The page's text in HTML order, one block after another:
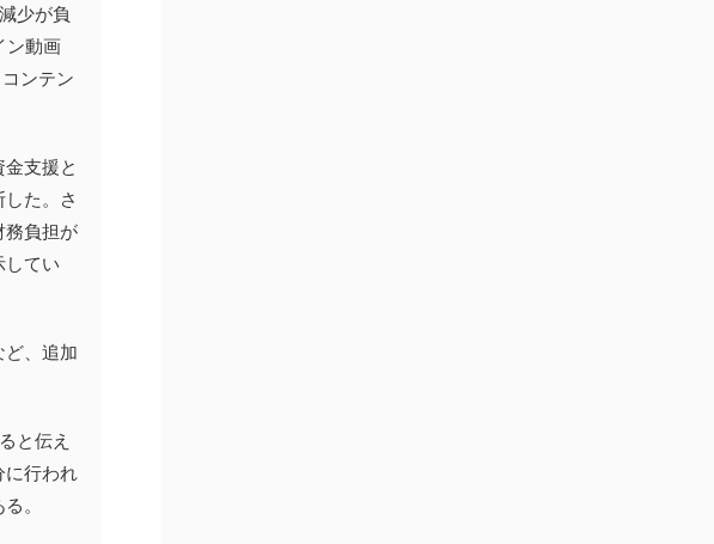
少が負
ン動画
ンテン
支援と
た。さ
務負担が
してい
、追加
と伝え
に行われ
。